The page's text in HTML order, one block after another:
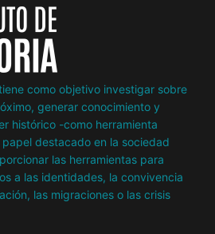
como objetivo investigar sobre
generar conocimiento y
histórico -como herramienta
destacado en la sociedad
las herramientas para
a las identidades, la convivencia
las migraciones o las crisis